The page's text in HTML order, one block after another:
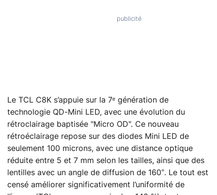
Le TCL C8K s’appuie sur la 7ᵉ génération de
technologie QD-Mini LED, avec une évolution du
rétroclairage baptisée "Micro OD". Ce nouveau
rétroéclairage repose sur des diodes Mini LED de
seulement 100 microns, avec une distance optique
réduite entre 5 et 7 mm selon les tailles, ainsi que des
lentilles avec un angle de diffusion de 160°. Le tout est
censé améliorer significativement l’uniformité de